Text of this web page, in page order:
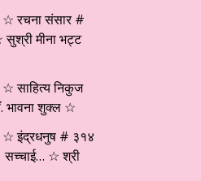
☆ रचना संसार #
मीना भट्ट
☆ साहित्य निकुज
भावना शुक्ल ☆
☆ इंद्रधनुष # ३१४
सच्चाई… ☆ श्री